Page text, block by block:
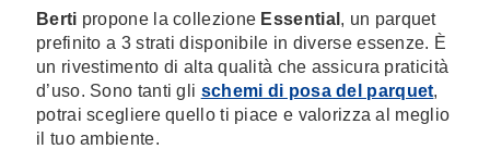
Berti propone la collezione Essential , un parquet
prefinito a 3 strati disponibile in diverse essenze. È
un rivestimento di alta qualità che assicura praticità
d’uso. Sono tanti gli schemi di posa del parquet,
potrai scegliere quello ti piace e valorizza al meglio
il tuo ambiente.